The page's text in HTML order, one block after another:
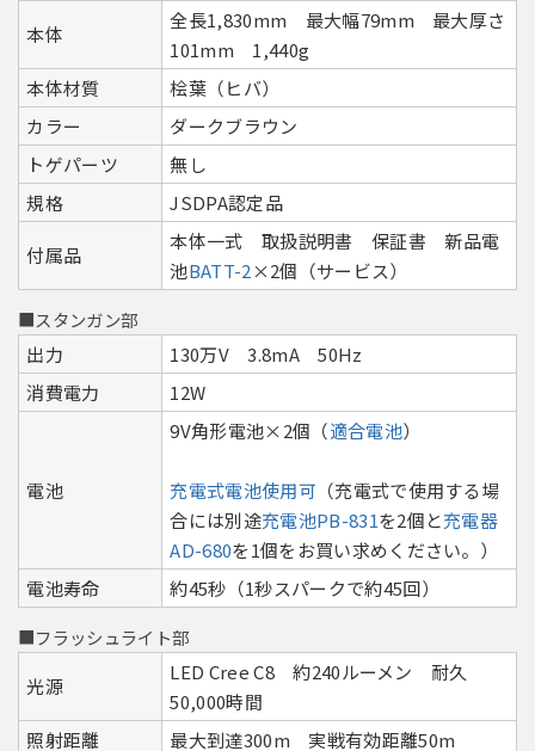
本体
全長1,830mm 最大幅79mm 最大厚さ
101mm 1,440g
本体材質
桧葉（ヒバ）
カラー
ダークブラウン
トゲパーツ
無し
規格
JSDPA認定品
付属品
本体一式 取扱説明書 保証書 新品電
池BATT-2×2個（サービス）
■スタンガン部
出力
130万V 3.8mA 50Hz
消費電力
12W
電池
9V角形電池×2個（適合電池）
充電式電池使用可 （充電式で使用する場
合には別途充電池PB-831を2個と充電器
AD-680を1個をお買い求めください。）
電池寿命
約45秒（1秒スパークで約45回）
■フラッシュライト部
光源
LED Cree C8 約240ルーメン 耐久
50,000時間
照射距離
最大到達300m 実戦有効距離50m